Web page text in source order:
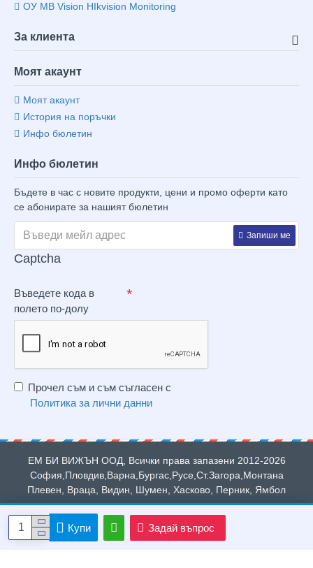
Купи Задай въпрос
ОУ MB Vision HIkvision Monitoring
За клиента
Моят акаунт
Моят акаунт
История на поръчки
Инфо бюлетин
Инфо бюлетин
Бъдете в час с новите продукти, цени и промо оферти като
се абонирате за нашият бюлетин
Запиши ме
Captcha
Въведете кода в
полето по-долу
Прочел съм и съм съгласен с
Политика за лични данни
ЕМ БИ ВИЖЪН ООД, Всички права запазени 2012-2026
София,Пловдив,Варна,Бургас,Русе,Ст.Загора,Монтана
Плевен, Враца, Видин, Шумен, Хасково, Перник, Ямбол